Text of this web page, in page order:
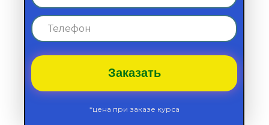
Заказать
*цена при заказе курса